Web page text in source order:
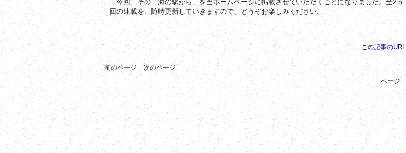
今回、その「海の駅から」を当ホームページに掲載させていただくことになりました。全2５
回の連載を、随時更新していきますので、どうぞお楽しみください。
この記事のURL
前のページ
次のページ
ページ